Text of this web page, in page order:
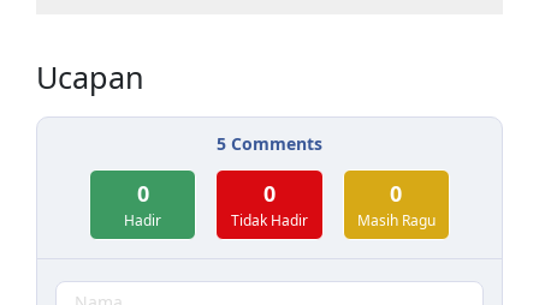
Ucapan
5 Comments
0
Hadir
0
Tidak Hadir
0
Masih Ragu